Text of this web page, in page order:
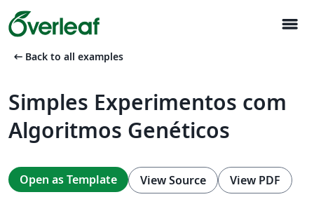
menu
arrow_left_alt Back to all examples
Simples Experimentos com
Algoritmos Genéticos
Open as Template View Source View PDF